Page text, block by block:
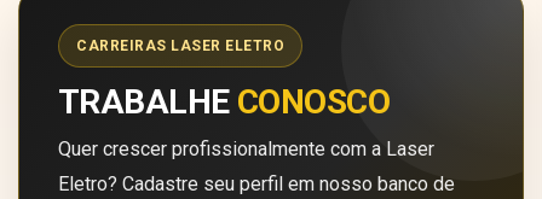
CARREIRAS LASER ELETRO
TRABALHE CONOSCO
Quer crescer profissionalmente com a Laser
Eletro? Cadastre seu perfil em nosso banco de